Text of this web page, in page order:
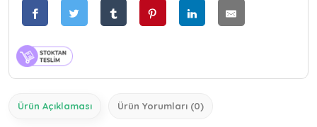
Ürün Açıklaması Ürün Yorumları (0)